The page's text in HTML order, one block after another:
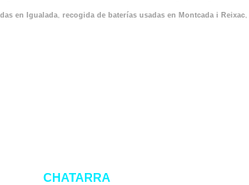
en Igualada recogida de baterías usadas en Montcada i Reixac
CHATARRA